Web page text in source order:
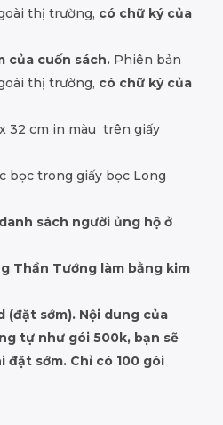
thị trường, có chữ ký của
của cuốn sách. Phiên bản
thị trường, có chữ ký của
32 cm in màu trên giấy
bọc trong giấy bọc Long
sách người ủng hộ ở
Thần Tướng làm bằng kim
(đặt sớm). Nội dung của
tự như gói 500k, bạn sẽ
sớm. Chỉ có 100 gói